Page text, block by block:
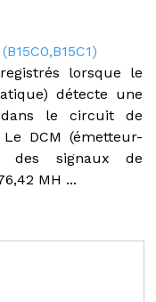
lorsque le
détecte une
le circuit de
DCM (émetteur-
des signaux de
MH ...